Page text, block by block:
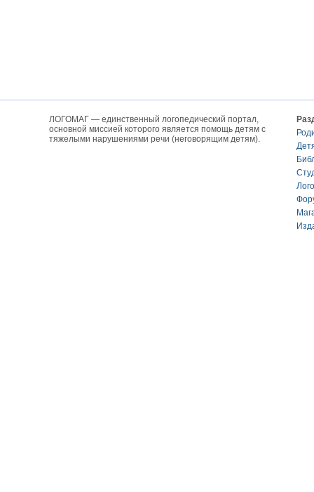
ЛОГОМАГ — единственный логопедический портал,
основной миссией которого является помощь детям с
тяжелыми нарушениями речи (неговорящим детям).